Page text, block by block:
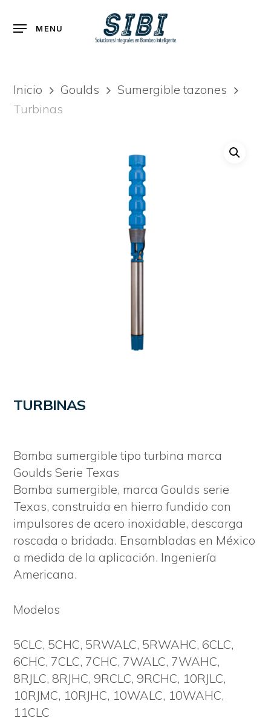
MENU
Inicio Goulds
Sumergible tazones
Turbinas
TURBINAS
Bomba sumergible tipo turbina marca
Goulds Serie Texas
Bomba sumergible, marca Goulds serie
Texas, construida en hierro fundido con
impulsores de acero inoxidable, descarga
roscada o bridada. Ensambladas en México
a medida de la aplicación. Ingeniería
Americana.
Modelos
5CLC, 5CHC, 5RWALC, 5RWAHC, 6CLC,
6CHC, 7CLC, 7CHC, 7WALC, 7WAHC,
8RJLC, 8RJHC, 9RCLC, 9RCHC, 10RJLC,
10RJMC, 10RJHC, 10WALC, 10WAHC,
11CLC
Menu